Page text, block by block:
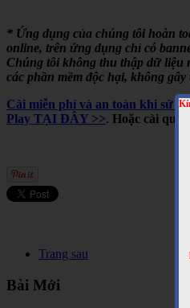
* Ứng dụng của chúng tôi hoàn
online, trên ứng dụng chỉ có
Chúng tôi không thu thập dữ liệu
các phần mềm độc hại, không gây
Cài miễn phí và an toàn khi sử
Play TẠI ĐÂY >>. Hoặc cài qua
Trang sau
Bài Mới